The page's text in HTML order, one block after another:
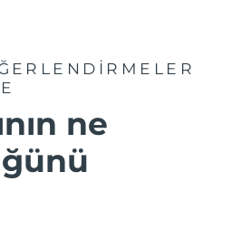
ne